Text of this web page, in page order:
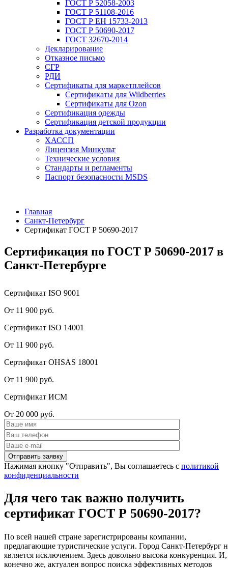
ГОСТ Р 52058-2003
ГОСТ Р 51108-2016
ГОСТ Р ЕН 15733-2013
ГОСТ Р 50690-2017
ГОСТ 32670-2014
Декларирование
Отказное письмо
СГР
РДИ
Сертификаты для маркетплейсов
Сертификаты для Wildberries
Сертификаты для Ozon
Сертификация одежды
Сертификация детской продукции
Разработка документации
ХАССП
Лицензия Минкульт
Технические условия
Стандарты и регламенты
Паспорт безопасности MSDS
Главная
Санкт-Петербург
Сертификат ГОСТ Р 50690-2017
Сертификация по ГОСТ Р 50690-2017 в
Санкт-Петербурге
Сертификат ISO 9001
От 11 900 руб.
Сертификат ISO 14001
От 11 900 руб.
Сертификат OHSAS 18001
От 11 900 руб.
Сертификат ИСМ
От 20 000 руб.
Нажимая кнопку "Отправить", Вы соглашаетесь с политикой
конфиденциальности
Для чего так важно получить
сертификат ГОСТ Р 50690-2017?
По всей нашей стране зарегистрированы компании,
предлагающие туристические услуги. Город Санкт-Петербург
является исключением. Здесь довольно высока конкуренция. И,
конечно же, актуален вопрос поиска эффективных методов